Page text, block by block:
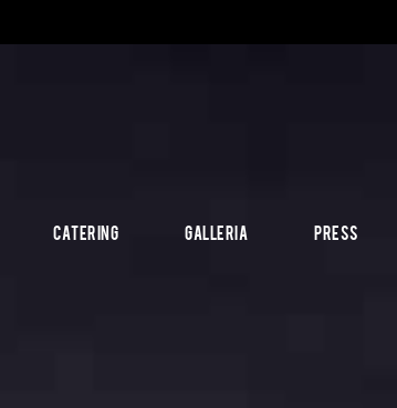
CATERING GALLERIA PRESS